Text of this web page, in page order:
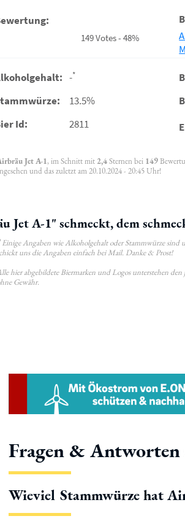
149 Votes - 48%
-*
13.5%
Id:
2811
Jet A-1, im Schnitt mit 2,4Sternen bei 149
und das zuletzt am 20.10.2024 - 20:45 Uhr!
Jet A-1" schmeckt, dem
Einige Angaben wie Alkoholgehalt oder Stammwürze
uns die Angaben einfach bei Mail. Danke & Prost!
hier abgebildete Biermarken und Logos unterstehen
Gewähr.
Fragen &
Wieviel Stammwürze hat